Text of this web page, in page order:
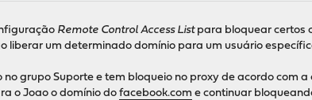
Remote Control Access Listpara bloquear certos
liberar um determinado domínio para um usuário
no grupo Suporte e tem bloqueio no proxy de acordo com
o Joao o domínio dofacebook.com e continuar